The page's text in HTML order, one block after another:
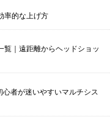
率的な上げ方
覧｜遠距離からヘッドショッ
心者が迷いやすいマルチシス